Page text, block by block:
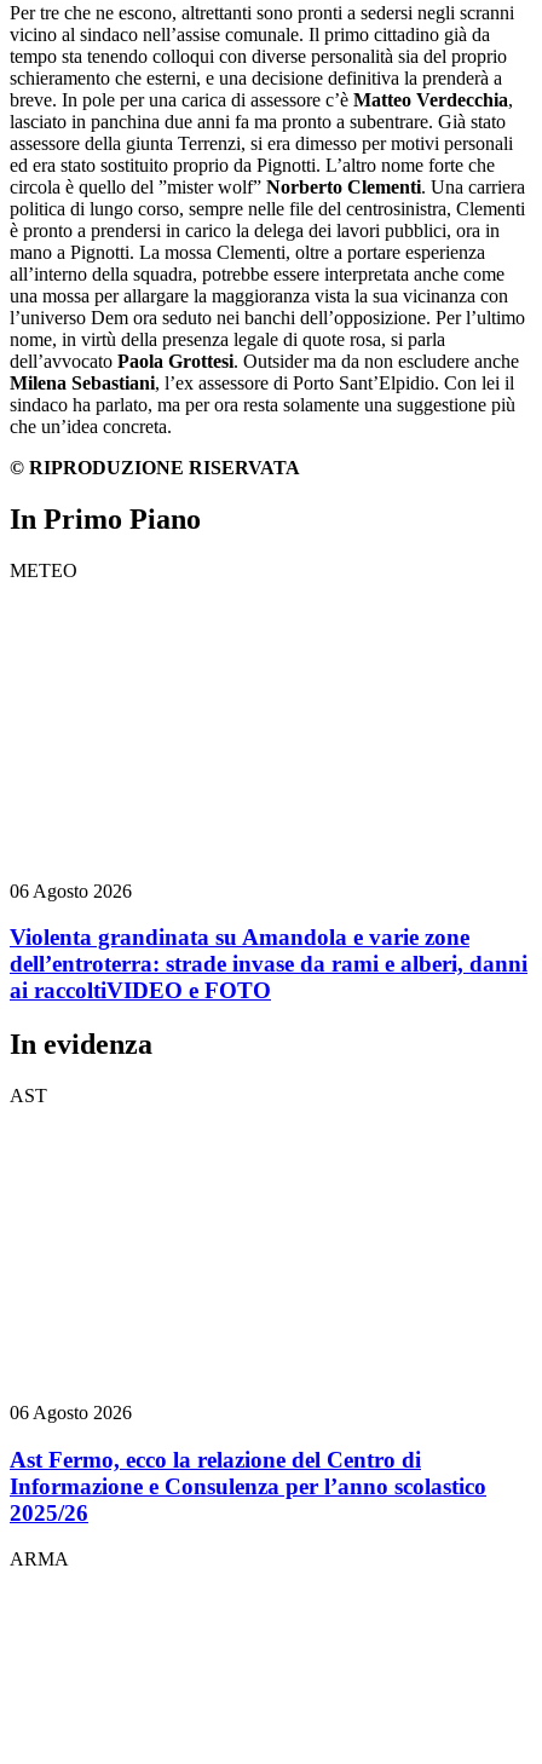
Per tre che ne escono, altrettanti sono pronti a sedersi negli scranni
vicino al sindaco nell’assise comunale. Il primo cittadino già da
tempo sta tenendo colloqui con diverse personalità sia del proprio
schieramento che esterni, e una decisione definitiva la prenderà a
breve. In pole per una carica di assessore c’è Matteo Verdecchia,
lasciato in panchina due anni fa ma pronto a subentrare. Già stato
assessore della giunta Terrenzi, si era dimesso per motivi personali
ed era stato sostituito proprio da Pignotti. L’altro nome forte che
circola è quello del ”mister wolf” Norberto Clementi. Una carriera
politica di lungo corso, sempre nelle file del centrosinistra, Clementi
è pronto a prendersi in carico la delega dei lavori pubblici, ora in
mano a Pignotti. La mossa Clementi, oltre a portare esperienza
all’interno della squadra, potrebbe essere interpretata anche come
una mossa per allargare la maggioranza vista la sua vicinanza con
l’universo Dem ora seduto nei banchi dell’opposizione. Per l’ultimo
nome, in virtù della presenza legale di quote rosa, si parla
dell’avvocato Paola Grottesi. Outsider ma da non escludere anche
Milena Sebastiani, l’ex assessore di Porto Sant’Elpidio. Con lei il
sindaco ha parlato, ma per ora resta solamente una suggestione più
che un’idea concreta.
© RIPRODUZIONE RISERVATA
In Primo Piano
METEO
06 Agosto 2026
Violenta grandinata su Amandola e varie zone
dell’entroterra: strade invase da rami e alberi, danni
ai raccoltiVIDEO e FOTO
In evidenza
AST
06 Agosto 2026
Ast Fermo, ecco la relazione del Centro di
Informazione e Consulenza per l’anno scolastico
2025/26
ARMA